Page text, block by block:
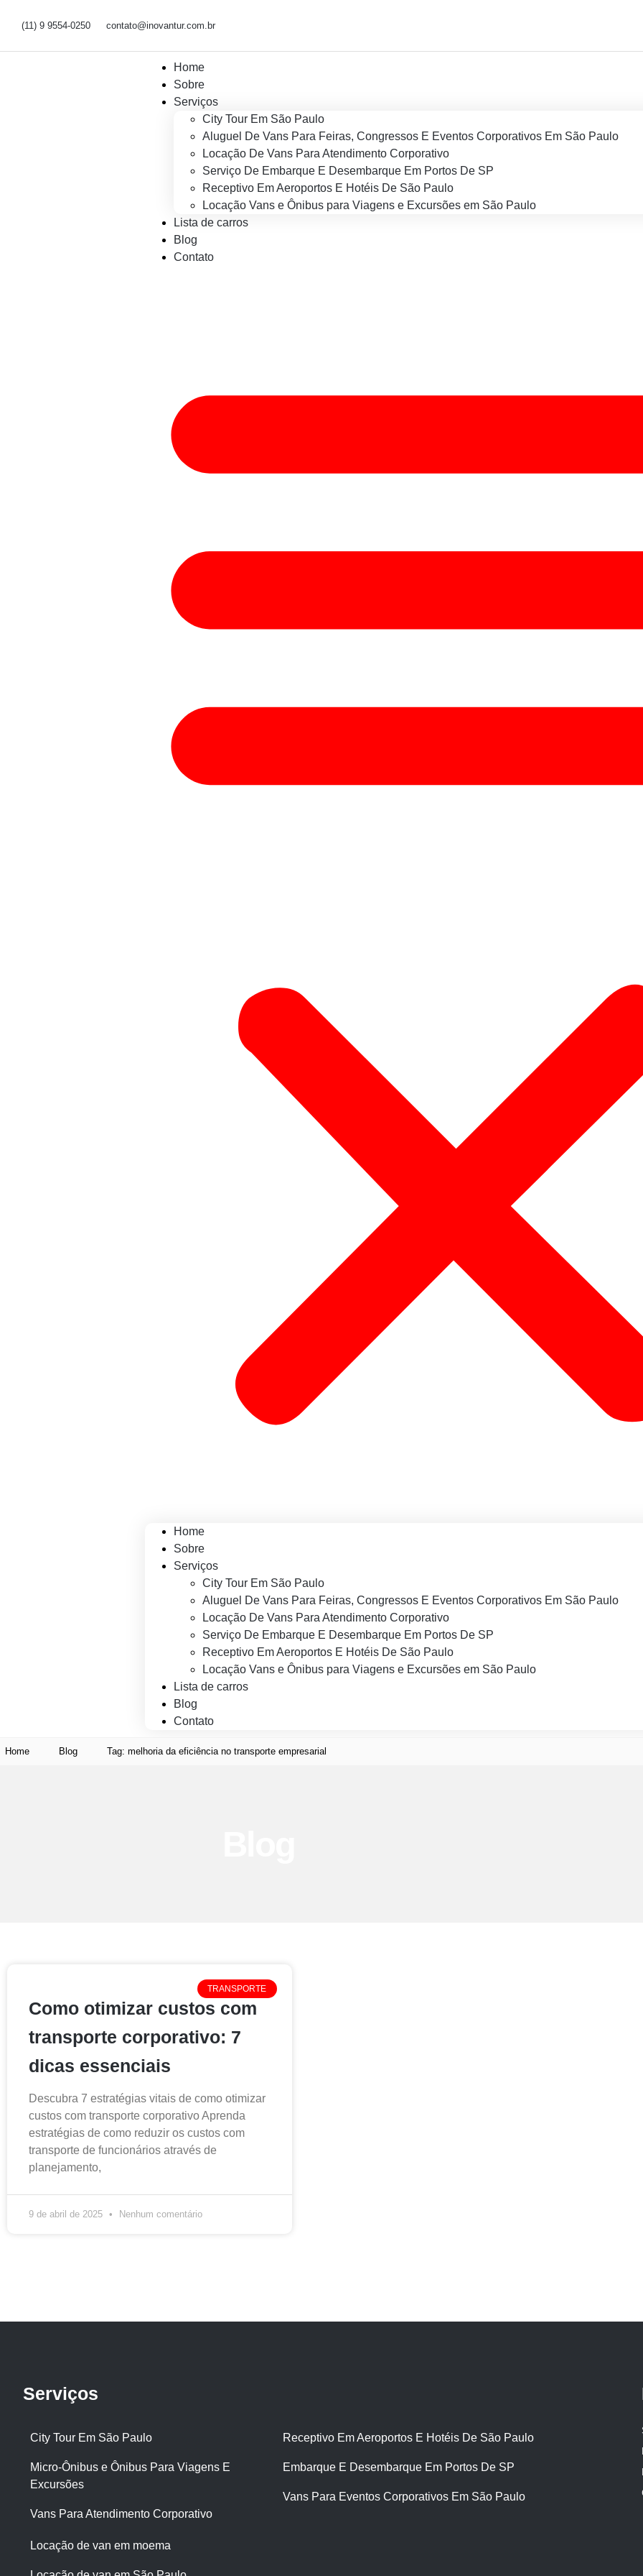
(11) 9 9554-0250 contato@inovantur.com.br
Home
Sobre
Serviços
City Tour Em São Paulo
Aluguel De Vans Para Feiras, Congressos E Eventos Corporativos Em São Paulo
Locação De Vans Para Atendimento Corporativo
Serviço De Embarque E Desembarque Em Portos De SP
Receptivo Em Aeroportos E Hotéis De São Paulo
Locação Vans e Ônibus para Viagens e Excursões em São Paulo
Lista de carros
Blog
Contato
Home
Sobre
Serviços
City Tour Em São Paulo
Aluguel De Vans Para Feiras, Congressos E Eventos Corporativos Em São Paulo
Locação De Vans Para Atendimento Corporativo
Serviço De Embarque E Desembarque Em Portos De SP
Receptivo Em Aeroportos E Hotéis De São Paulo
Locação Vans e Ônibus para Viagens e Excursões em São Paulo
Lista de carros
Blog
Contato
Home Blog Tag: melhoria da eficiência no transporte empresarial
TRANSPORTE
Como otimizar custos com
transporte corporativo: 7
dicas essenciais
Descubra 7 estratégias vitais de como otimizar
custos com transporte corporativo Aprenda
estratégias de como reduzir os custos com
transporte de funcionários através de
planejamento,
9 de abril de 2025 Nenhum comentário
Serviços
City Tour Em São Paulo
Micro-Ônibus e Ônibus Para Viagens E
Excursões
Vans Para Atendimento Corporativo
Receptivo Em Aeroportos E Hotéis De São Paulo
Embarque E Desembarque Em Portos De SP
Vans Para Eventos Corporativos Em São Paulo
Locação de van em moema